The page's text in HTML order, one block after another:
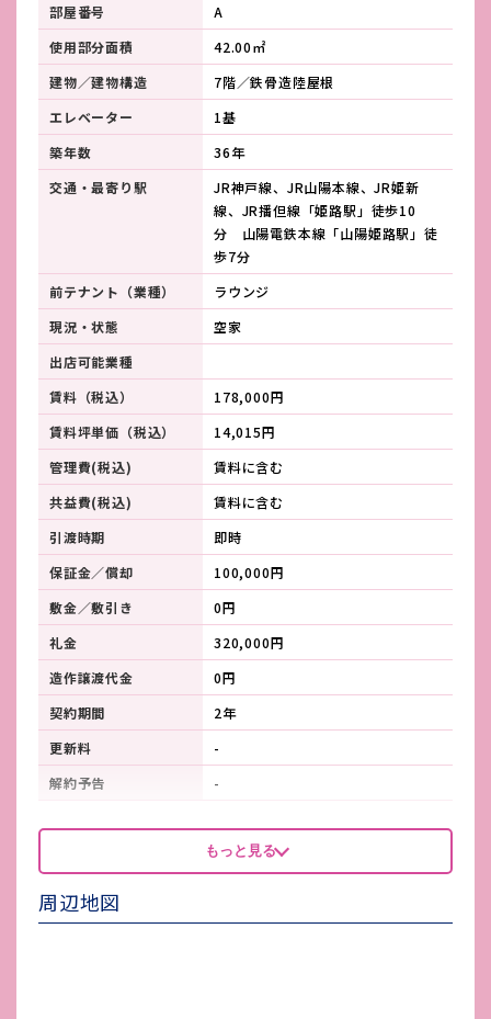
部屋番号
A
使用部分面積
42.00㎡
建物／建物構造
7階／鉄骨造陸屋根
エレベーター
1基
築年数
36年
交通・最寄り駅
JR神戸線、JR山陽本線、JR姫新
線、JR播但線「姫路駅」徒歩10
分 山陽電鉄本線「山陽姫路駅」徒
歩7分
前テナント（業種）
ラウンジ
現況・状態
空家
出店可能業種
賃料（税込）
178,000円
賃料坪単価（税込）
14,015円
管理費(税込)
賃料に含む
共益費(税込)
賃料に含む
引渡時期
即時
保証金／償却
100,000円
敷金／敷引き
0円
礼金
320,000円
造作譲渡代金
0円
契約期間
2年
更新料
-
解約予告
-
看板製作費
-
看板使用料・
維持管理費
-
鍵交換費
-
もっと見る
周辺地図